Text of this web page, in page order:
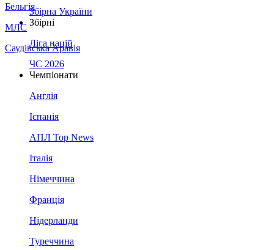
Бельгія
МЛС
Саудівська Аравія
Збірна України
Збірні
Ліга націй
ЧС 2026
Чемпіонати
Англія
Іспанія
АПЛ Top News
Італія
Німеччина
Франція
Нідерланди
Туреччина